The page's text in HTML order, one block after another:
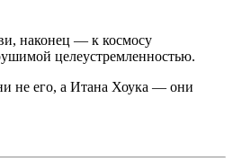
наконец — к космосу
целеустремленностью.
не его, а Итана Хоука — они